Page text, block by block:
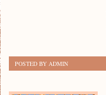
POSTED BY ADMIN